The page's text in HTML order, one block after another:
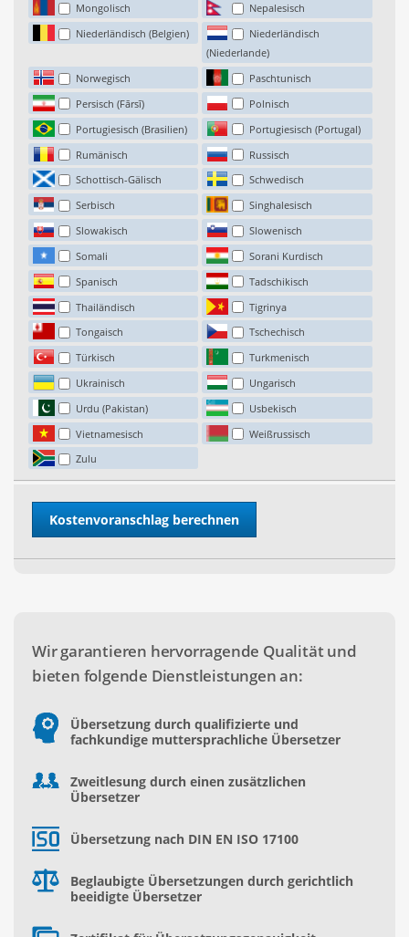
Mongolisch
Nepalesisch
Niederländisch (Belgien)
Niederländisch
(Niederlande)
Norwegisch
Paschtunisch
Persisch (Fārsī)
Polnisch
Portugiesisch (Brasilien)
Portugiesisch (Portugal)
Rumänisch
Russisch
Schottisch-Gälisch
Schwedisch
Serbisch
Singhalesisch
Slowakisch
Slowenisch
Somali
Sorani Kurdisch
Spanisch
Tadschikisch
Thailändisch
Tigrinya
Tongaisch
Tschechisch
Türkisch
Turkmenisch
Ukrainisch
Ungarisch
Urdu (Pakistan)
Usbekisch
Vietnamesisch
Weißrussisch
Zulu
Wir garantieren hervorragende Qualität und
bieten folgende Dienstleistungen an:
Übersetzung durch qualifizierte und
fachkundige muttersprachliche Übersetzer
Zweitlesung durch einen zusätzlichen
Übersetzer
Übersetzung nach DIN EN ISO 17100
Beglaubigte Übersetzungen durch gerichtlich
beeidigte Übersetzer